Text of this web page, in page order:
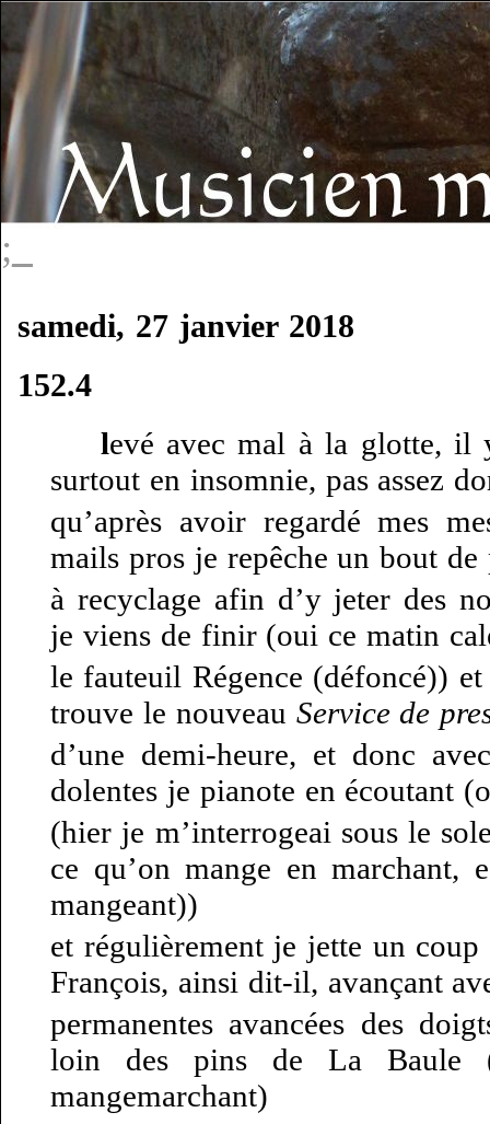
;_
samedi, 27 janvier 2018
152.4
levé avec mal à la glotte, il
surtout en insomnie, pas assez
qu’après avoir regardé mes
mails pros je repêche un bout de
à recyclage afin d’y jeter des
je viens de finir (oui ce matin
le fauteuil Régence (défoncé))
trouve le nouveau Service de
d’une demi-heure, et donc
dolentes je pianote en écoutant
(hier je m’interrogeai sous le
ce qu’on mange en marchant,
mangeant))
et régulièrement je jette un
François, ainsi dit-il, avançant
permanentes avancées des
loin des pins de La Baule
mangemarchant)